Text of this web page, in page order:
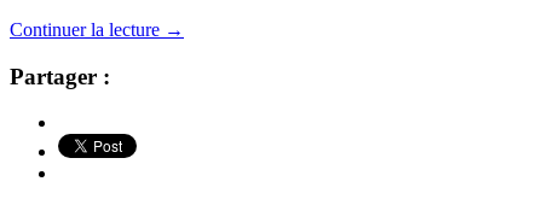
Continuer la lecture →
Partager :